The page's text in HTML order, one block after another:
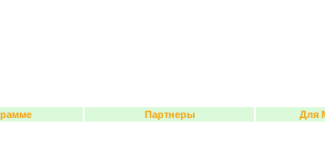
Партнеры Для